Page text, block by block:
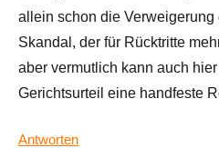
allein schon die Verweigerung
Skandal, der für Rücktritte
aber vermutlich kann auch
Gerichtsurteil eine handfeste
Antworten